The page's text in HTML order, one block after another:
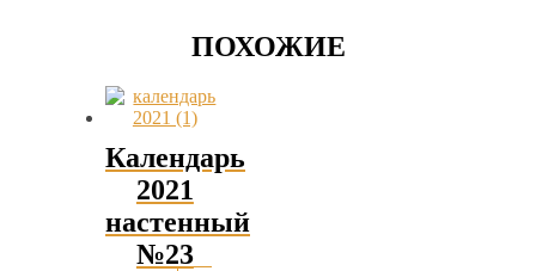
ПОХОЖИЕ
Календарь
2021
настенный
№23